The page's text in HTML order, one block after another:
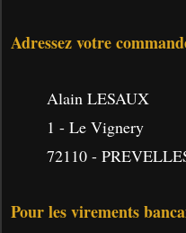
Adressez votre
Alain LESAUX
1 - Le Vignery
72110 -
Pour les virements